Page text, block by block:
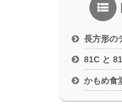
長方形の
81C と
かもめ食